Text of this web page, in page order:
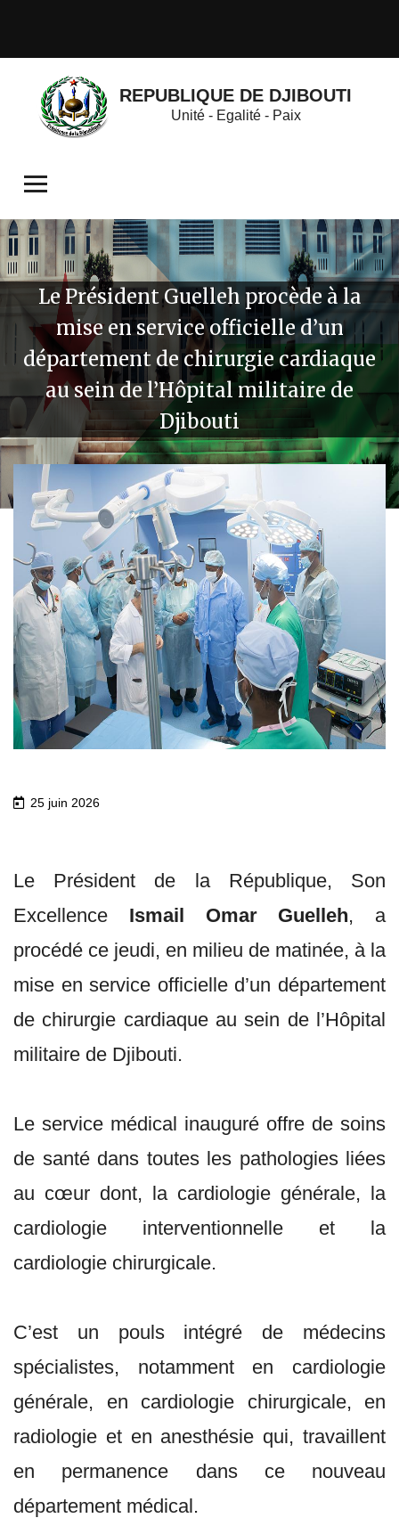
REPUBLIQUE DE DJIBOUTI
Unité - Egalité - Paix
Le Président Guelleh procède à la
mise en service officielle d’un
département de chirurgie cardiaque
au sein de l’Hôpital militaire de
Djibouti
25 juin 2026
Le Président de la République, Son
Excellence Ismail Omar Guelleh, a
procédé ce jeudi, en milieu de matinée, à la
mise en service officielle d’un département
de chirurgie cardiaque au sein de l’Hôpital
militaire de Djibouti.
Le service médical inauguré offre de soins
de santé dans toutes les pathologies liées
au cœur dont, la cardiologie générale, la
cardiologie interventionnelle et la
cardiologie chirurgicale.
C’est un pouls intégré de médecins
spécialistes, notamment en cardiologie
générale, en cardiologie chirurgicale, en
radiologie et en anesthésie qui, travaillent
en permanence dans ce nouveau
département médical.